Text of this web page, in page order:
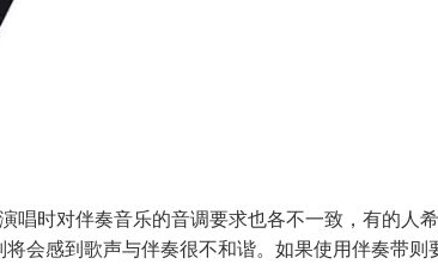
唱时对伴奏音乐的音调要求也各不一致，有的人
会感到歌声与伴奏很不和谐。如果使用伴奏带